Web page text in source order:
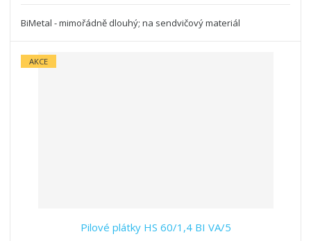
BiMetal - mimořádně dlouhý; na sendvičový materiál
AKCE
Pilové plátky HS 60/1,4 BI VA/5